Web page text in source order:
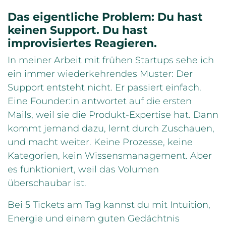
Das eigentliche Problem: Du hast
keinen Support. Du hast
improvisiertes Reagieren.
In meiner Arbeit mit frühen Startups sehe ich
ein immer wiederkehrendes Muster: Der
Support entsteht nicht. Er passiert einfach.
Eine Founder:in antwortet auf die ersten
Mails, weil sie die Produkt-Expertise hat. Dann
kommt jemand dazu, lernt durch Zuschauen,
und macht weiter. Keine Prozesse, keine
Kategorien, kein Wissensmanagement. Aber
es funktioniert, weil das Volumen
überschaubar ist.
Bei 5 Tickets am Tag kannst du mit Intuition,
Energie und einem guten Gedächtnis